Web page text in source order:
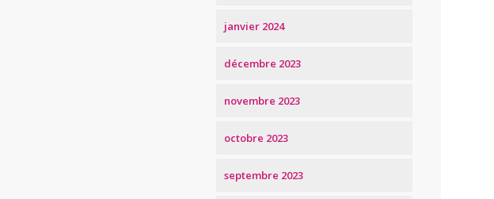
janvier 2024
décembre 2023
novembre 2023
octobre 2023
septembre 2023